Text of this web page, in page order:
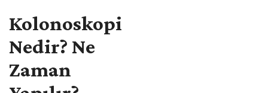
Kolonoskopi
Nedir? Ne
Zaman